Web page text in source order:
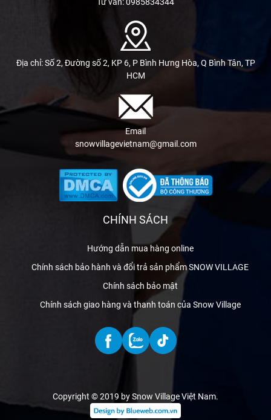
Địa chỉ: Số 2, Đường số 2, KP 6, P Bình Hưng Hòa, Q Bình Tân, TP
HCM
Email
snowvillagevietnam@gmail.com
CHÍNH SÁCH
Hướng dẫn mua hàng online
Chính sách bảo hành và đổi trả sản phẩm SNOW VILLAGE
Chính sách bảo mật
Chính sách giao hàng và thanh toán của Snow Village
Copyright © 2019 by Snow Village Việt Nam.